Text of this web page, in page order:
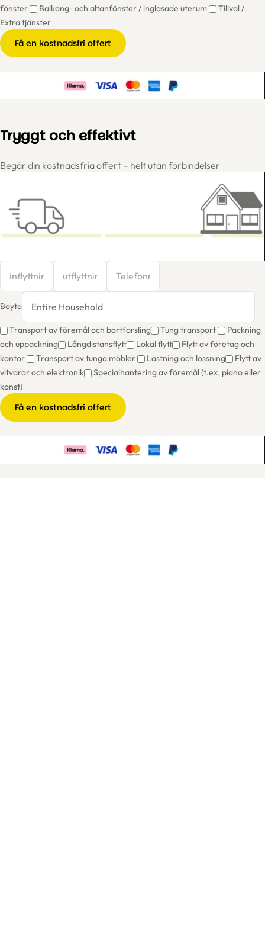
fönster
Balkong- och altanfönster / inglasade uterum
Tillval /
Extra tjänster
Få en kostnadsfri offert
Tryggt och effektivt
Begär din kostnadsfria offert – helt utan förbindelser
Boyta
Transport av föremål och bortforsling Tung transport
Packning
och uppackning
Långdistansflytt Lokal flytt
Flytt av företag och
kontor
Transport av tunga möbler Lastning och lossning
Flytt av
vitvaror och elektronik
Specialhantering av föremål (t.ex. piano eller
konst)
Få en kostnadsfri offert